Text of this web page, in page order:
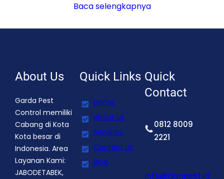
Baca selengkapnya
About Us
Garda Pest
Control memiliki
Cabang di Kota
Kota besar di
Indonesia. Area
Layanan Kami:
JABODETABEK,
Quick Links
Home
About Us
Services
Contact Us
Blog
Quick
Contact
0812 8009
2221
info@ganpest.id